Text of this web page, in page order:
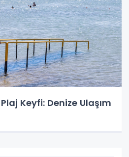
Keyfi: Denize Ulaşım